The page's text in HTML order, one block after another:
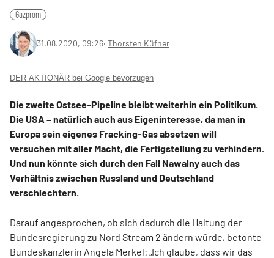
Gazprom
31.08.2020, 09:26‧ Thorsten Küfner
DER AKTIONÄR bei Google bevorzugen
Die zweite Ostsee-Pipeline bleibt weiterhin ein Politikum.
Die USA – natürlich auch aus Eigeninteresse, da man in
Europa sein eigenes Fracking-Gas absetzen will
versuchen mit aller Macht, die Fertigstellung zu verhindern.
Und nun könnte sich durch den Fall Nawalny auch das
Verhältnis zwischen Russland und Deutschland
verschlechtern.
Darauf angesprochen, ob sich dadurch die Haltung der
Bundesregierung zu Nord Stream 2 ändern würde, betonte
Bundeskanzlerin Angela Merkel: „Ich glaube, dass wir das